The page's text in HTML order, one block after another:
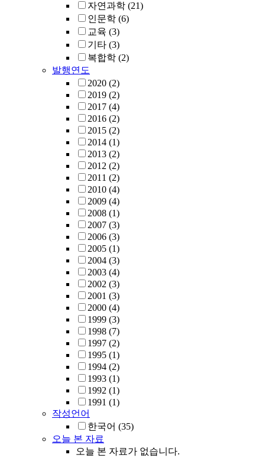
자연과학 (21)
인문학 (6)
교육 (3)
기타 (3)
복합학 (2)
발행연도
2020 (2)
2019 (2)
2017 (4)
2016 (2)
2015 (2)
2014 (1)
2013 (2)
2012 (2)
2011 (2)
2010 (4)
2009 (4)
2008 (1)
2007 (3)
2006 (3)
2005 (1)
2004 (3)
2003 (4)
2002 (3)
2001 (3)
2000 (4)
1999 (3)
1998 (7)
1997 (2)
1995 (1)
1994 (2)
1993 (1)
1992 (1)
1991 (1)
작성언어
한국어 (35)
오늘 본 자료
오늘 본 자료가 없습니다.